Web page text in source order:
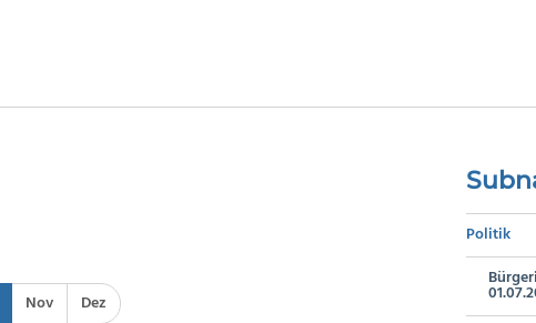
Nov
Dez
Politik